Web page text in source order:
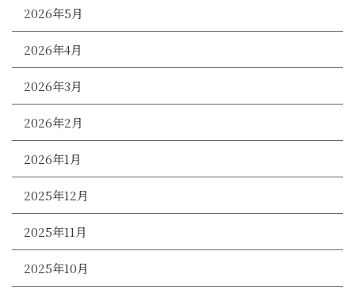
2026年5月
2026年4月
2026年3月
2026年2月
2026年1月
2025年12月
2025年11月
2025年10月